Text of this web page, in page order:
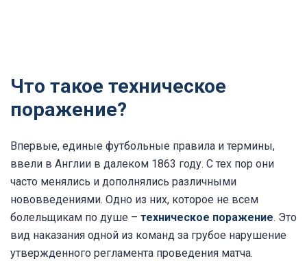
Что такое техническое
поражение?
Впервые, единые футбольные правила и термины,
ввели в Англии в далеком 1863 году. С тех пор они
часто менялись и дополнялись различными
нововведениями. Одно из них, которое не всем
болельщикам по душе – техническое поражение. Это
вид наказания одной из команд за грубое нарушение
утвержденного регламента проведения матча.